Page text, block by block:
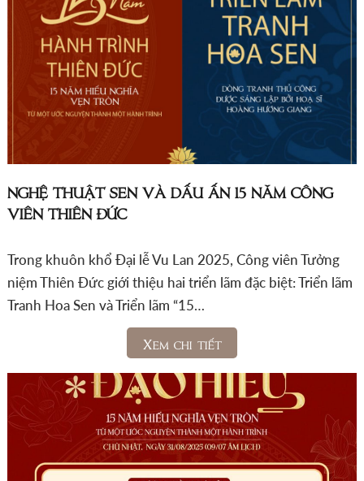
NGHỆ THUẬT SEN VÀ DẤU ẤN 15 NĂM CÔNG
VIÊN THIÊN ĐỨC
Trong khuôn khổ Đại lễ Vu Lan 2025, Công viên Tưởng
niệm Thiên Đức giới thiệu hai triển lãm đặc biệt: Triển lãm
Tranh Hoa Sen và Triển lãm “15…
Xem chi tiết